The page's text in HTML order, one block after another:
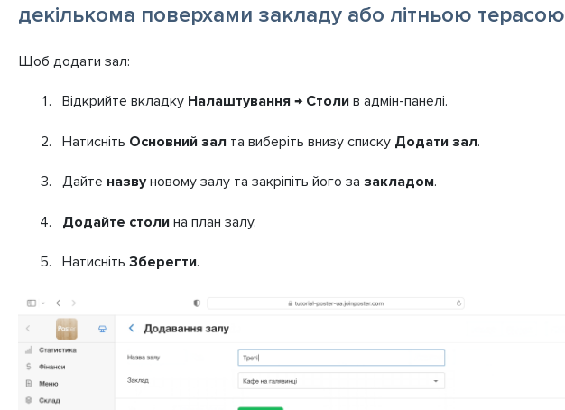
декількома поверхами закладу або літньою терасою
Щоб додати зал:
Відкрийте вкладку Налаштування → Столи в адмін-панелі.
Натисніть Основний залта виберіть внизу списку Додати зал.
Дайте назвуновому залу та закріпіть його за закладом.
Додайте столи на план залу.
Натисніть Зберегти.